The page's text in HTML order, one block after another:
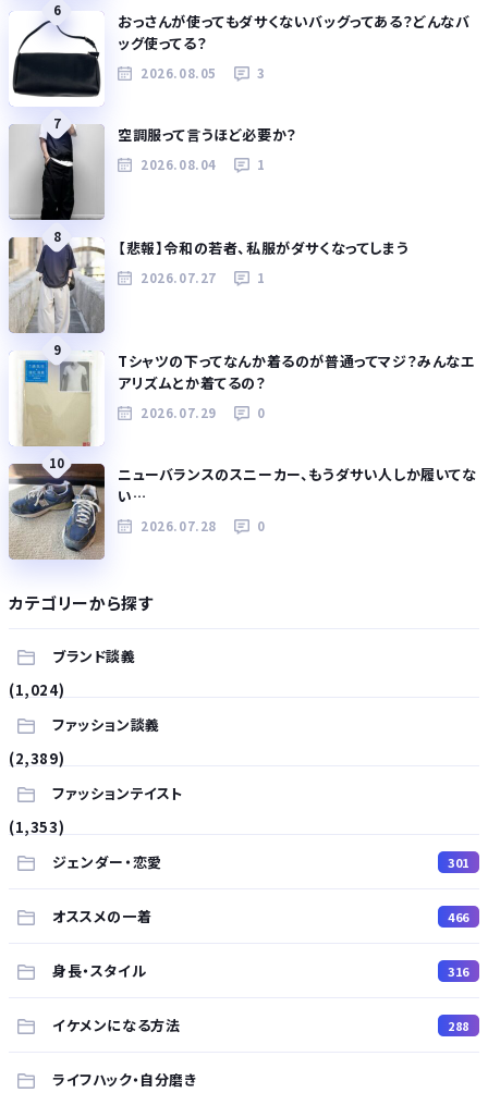
6
おっさんが使ってもダサくないバッグってある？どんなバ
ッグ使ってる？
2026.08.05 3
7
空調服って言うほど必要か？
2026.08.04 1
8
【悲報】令和の若者、私服がダサくなってしまう
2026.07.27 1
9
Tシャツの下ってなんか着るのが普通ってマジ？みんなエ
アリズムとか着てるの？
2026.07.29 0
10
ニューバランスのスニーカー、もうダサい人しか履いてな
い…
2026.07.28 0
カテゴリーから探す
ブランド談義
(1,024)
ファッション談義
(2,389)
ファッションテイスト
(1,353)
ジェンダー・恋愛
301
オススメの一着 466
身長・スタイル 316
イケメンになる方法 288
ライフハック・自分磨き